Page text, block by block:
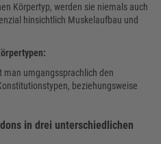
Körpertyp, werden sie niemals auch
hinsichtlich Muskelaufbau und
man umgangssprachlich den
beziehungsweise
in drei unterschiedlichen